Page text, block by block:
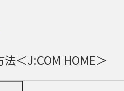
＜J:COM HOME＞